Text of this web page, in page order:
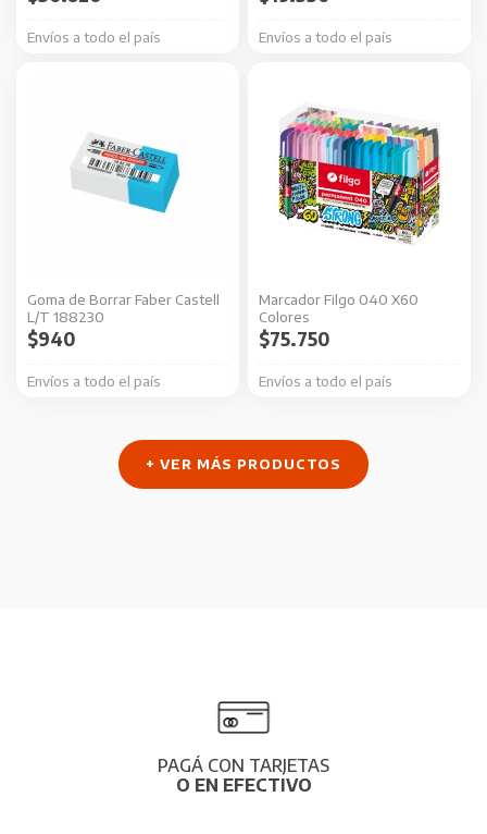
Envíos a todo el país Envíos a todo el país
Goma de Borrar Faber Castell
L/T 188230
Envíos a todo el país
$940
Marcador Filgo 040 X60
Colores
Envíos a todo el país
$75.750
+ VER MÁS PRODUCTOS
PAGÁ CON TARJETAS
O EN EFECTIVO